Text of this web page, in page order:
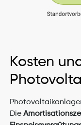
Kosten
Die